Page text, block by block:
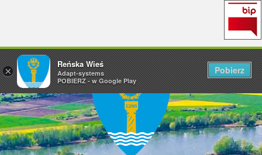
×
Reńska Wieś
Adapt-systems
POBIERZ - w Google Play
Pobierz